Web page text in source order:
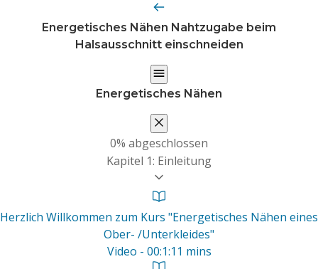
Energetisches Nähen Nahtzugabe beim
Halsausschnitt einschneiden
Energetisches Nähen
0% abgeschlossen
Kapitel 1: Einleitung
Herzlich Willkommen zum Kurs "Energetisches Nähen eines
Ober- /Unterkleides"
Video - 00:1:11 mins